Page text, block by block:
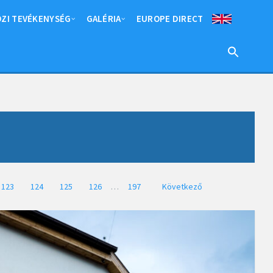
TEVÉKENYSÉG GALÉRIA EUROPE DIRECT
123 124 125 126 … 197 Következő